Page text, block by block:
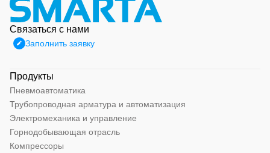
Связаться с нами
Заполнить заявку
Продукты
Пневмоавтоматика
Трубопроводная арматура и автоматизация
Электромеханика и управление
Горнодобывающая отрасль
Компрессоры